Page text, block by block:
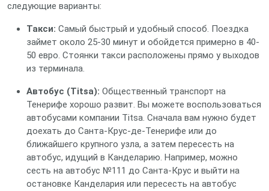
следующие варианты:
Такси: Самый быстрый и удобный способ. Поездка
займет около 25-30 минут и обойдется примерно в 40-
50 евро. Стоянки такси расположены прямо у выходов
из терминала.
Автобус (Titsa): Общественный транспорт на
Тенерифе хорошо развит. Вы можете воспользоваться
автобусами компании Titsa. Сначала вам нужно будет
доехать до Санта-Крус-де-Тенерифе или до
ближайшего крупного узла, а затем пересесть на
автобус, идущий в Канделарию. Например, можно
сесть на автобус №111 до Санта-Крус и выйти на
остановке Канделария или пересесть на автобус